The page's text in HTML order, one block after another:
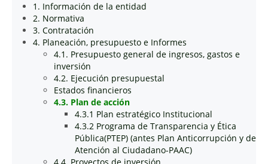
1. Información de la entidad
2. Normativa
3. Contratación
4. Planeación, presupuesto e Informes
4.1. Presupuesto general de ingresos, gastos e
inversión
4.2. Ejecución presupuestal
Estados financieros
4.3. Plan de acción
4.3.1 Plan estratégico Institucional
4.3.2 Programa de Transparencia y Ética
Pública(PTEP) (antes Plan Anticorrupción y de
Atención al Ciudadano-PAAC)